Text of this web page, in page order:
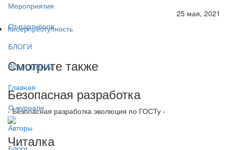
Мероприятия
От партнёров
БЛОГИ
BIS JOURNAL
Главная
О журнале
Авторы
Блоги
25 мая, 2021
Киберпреступность
Смотрите также
Безопасная разработка
- Безопасная разработка эволюция по ГОСТу -
Читалка